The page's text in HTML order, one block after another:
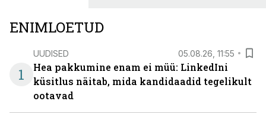
ENIMLOETUD
1
UUDISED 05.08.26, 11:55
Hea pakkumine enam ei müü: LinkedIni
küsitlus näitab, mida kandidaadid tegelikult
ootavad